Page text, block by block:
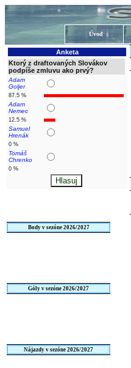
Úvod
Anketa
Ktorý z draftovaných Slovákov
podpíše zmluvu ako prvý?
Adam
Goljer
87.5 %
Adam
Nemec
12.5 %
Samuel
Hrenák
0 %
Tomáš
Chrenko
0 %
Body v sezóne 2026/2027
Góly v sezóne 2026/2027
Nájazdy v sezóne 2026/2027